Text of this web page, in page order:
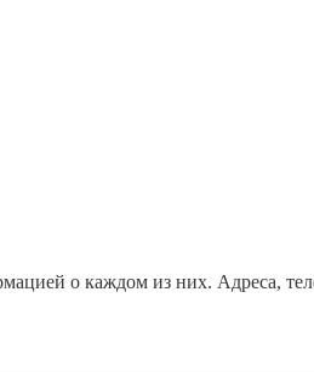
о каждом из них. Адреса,